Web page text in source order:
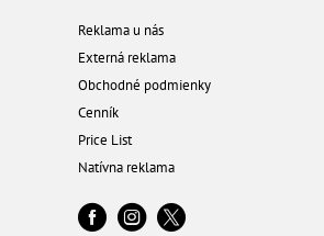
Reklama u nás
Externá reklama
Obchodné podmienky
Cenník
Price List
Natívna reklama